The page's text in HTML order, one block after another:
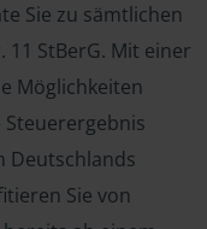
Sie zu sämtlichen
11 StBerG. Mit einer
Möglichkeiten
Deutschlands
Sie von